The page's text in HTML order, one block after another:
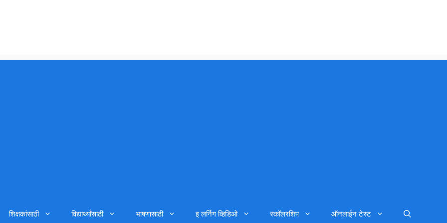
शिक्षकांसाठी विद्यार्थ्यांसाठी भाषणासाठी इ लर्निग व्हिडिओ स्कॉलरशिप ऑनलाईन टेस्ट